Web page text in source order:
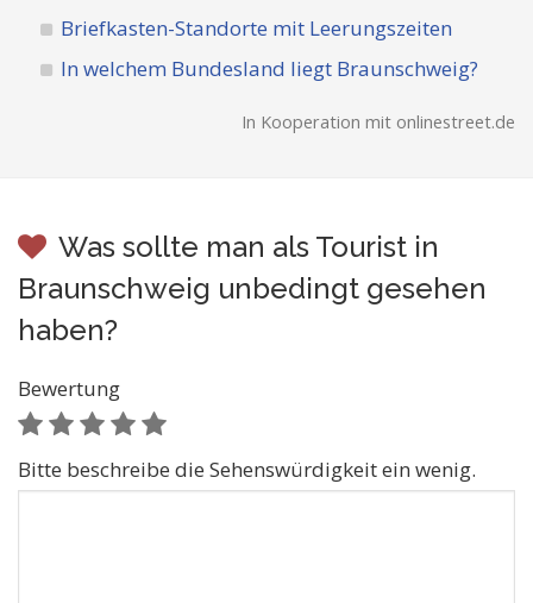
Briefkasten-Standorte mit Leerungszeiten
In welchem Bundesland liegt Braunschweig?
In Kooperation mit onlinestreet.de
Was sollte man als Tourist in
Braunschweig unbedingt gesehen
haben?
Bewertung
Bitte beschreibe die Sehenswürdigkeit ein wenig.